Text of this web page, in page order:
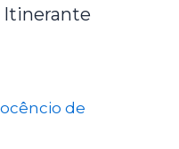
Itinerante